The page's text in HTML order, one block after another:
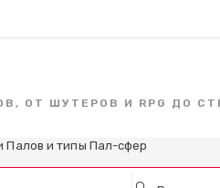
ОТ ШУТЕРОВ И RPG ДО
Палов и типы Пал-сфер